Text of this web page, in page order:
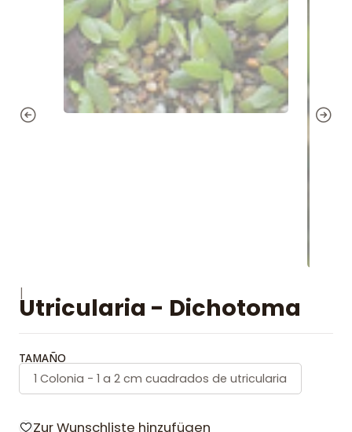
|
Utricularia - Dichotoma
TAMAÑO
1 Colonia - 1 a 2 cm cuadrados de utricularia
Zur Wunschliste hinzufügen